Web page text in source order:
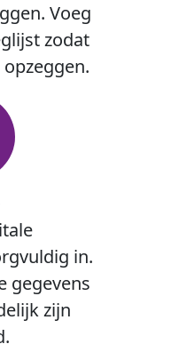
Voeg
zodat
in.
gegevens
zijn